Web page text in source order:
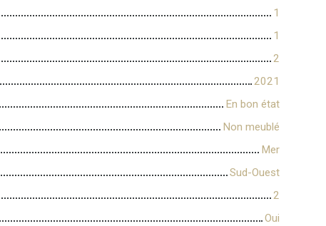
1
1
2
2021
En bon état
Non meublé
Mer
Sud-Ouest
2
Oui